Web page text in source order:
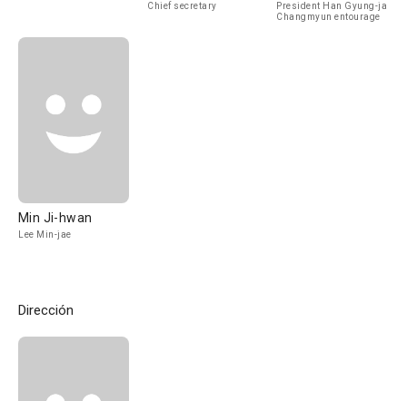
Chief secretary
President Han Gyung-ja,
Changmyun entourage
Min Ji-hwan
Lee Min-jae
Dirección